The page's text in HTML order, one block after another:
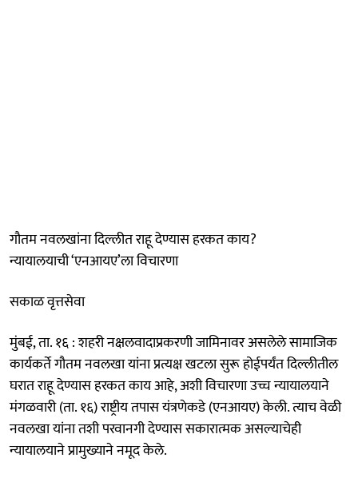
गौतम नवलखांना दिल्लीत राहू देण्यास हरकत काय?
न्यायालयाची ‘एनआयए’ला विचारणा
सकाळ वृत्तसेवा
मुंबई, ता. १६ : शहरी नक्षलवादाप्रकरणी जामिनावर असलेले सामाजिक
कार्यकर्ते गौतम नवलखा यांना प्रत्यक्ष खटला सुरू होईपर्यंत दिल्लीतील
घरात राहू देण्यास हरकत काय आहे, अशी विचारणा उच्च न्यायालयाने
मंगळवारी (ता. १६) राष्ट्रीय तपास यंत्रणेकडे (एनआयए) केली. त्याच वेळी
नवलखा यांना तशी परवानगी देण्यास सकारात्मक असल्याचेही
न्यायालयाने प्रामुख्याने नमूद केले.